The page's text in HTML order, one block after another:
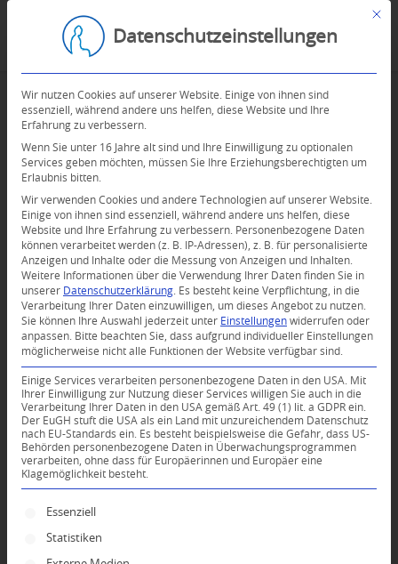
0
Dein Kommentar
An Diskussion beteiligen?
Hinterlassen Sie uns Ihren Kommentar!
Mit
Datenschutzeinstellungen
Wir nutzen Cookies auf unserer Website. Einige von ihnen sind
essenziell, während andere uns helfen, diese Website und Ihre
Erfahrung zu verbessern.
Wenn Sie unter 16 Jahre alt sind und Ihre Einwilligung zu optionalen
Services geben möchten, müssen Sie Ihre Erziehungsberechtigten um
Erlaubnis bitten.
Wir verwenden Cookies und andere Technologien auf unserer Website.
Einige von ihnen sind essenziell, während andere uns helfen, diese
Website und Ihre Erfahrung zu verbessern.
Personenbezogene Daten
können verarbeitet werden (z. B. IP-Adressen), z. B. für personalisierte
Anzeigen und Inhalte oder die Messung von Anzeigen und Inhalten.
Weitere Informationen über die Verwendung Ihrer Daten finden Sie in
unserer Datenschutzerklärung
Es besteht keine Verpflichtung, in die
Verarbeitung Ihrer Daten einzuwilligen, um dieses Angebot zu nutzen.
Sie können Ihre Auswahl jederzeit unter Einstellungen widerrufen oder
anpassen.
Bitte beachten Sie, dass aufgrund individueller Einstellungen
möglicherweise nicht alle Funktionen der Website verfügbar sind.
Einige Services verarbeiten personenbezogene Daten in den USA. Mit
Ihrer Einwilligung zur Nutzung dieser Services willigen Sie auch in die
Verarbeitung Ihrer Daten in den USA gemäß Art. 49 (1) lit. a GDPR ein.
Der EuGH stuft die USA als ein Land mit unzureichendem Datenschutz
nach EU-Standards ein. Es besteht beispielsweise die Gefahr, dass US-
Behörden personenbezogene Daten in Überwachungsprogrammen
verarbeiten, ohne dass für Europäerinnen und Europäer eine
Klagemöglichkeit besteht.
Es folgt eine Liste der Service-Gruppen, für die
Essenziell
Statistiken